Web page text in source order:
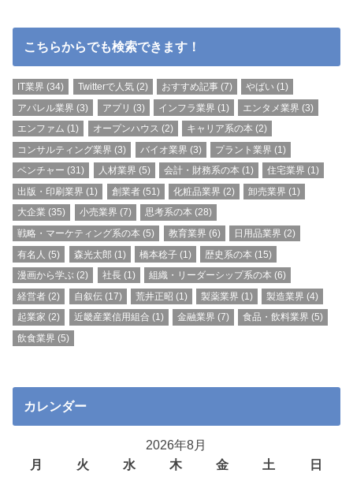
こちらからでも検索できます！
IT業界 (34) Twitterで人気(2) おすすめ記事(7) やばい (1)
アパレル業界 (3) アプリ (3) インフラ業界 (1) エンタメ業界 (3)
エンファム (1) オープンハウス (2) キャリア系の本 (2)
コンサルティング業界 (3) バイオ業界 (3) プラント業界 (1)
ベンチャー (31) 人材業界 (5) 会計・財務系の本 (1) 住宅業界 (1)
出版・印刷業界 (1) 創業者(51) 化粧品業界 (2) 卸売業界 (1)
大企業 (35) 小売業界 (7) 思考系の本 (28)
戦略・マーケティング系の本 (5) 教育業界 (6) 日用品業界 (2)
有名人 (5) 森光太郎 (1) 橋本稔子(1) 歴史系の本 (15)
漫画から学ぶ (2) 社長(1) 組織・リーダーシップ系の本 (6)
経営者 (2) 自叙伝(17) 荒井正昭 (1) 製薬業界 (1) 製造業界 (4)
起業家 (2) 近畿産業信用組合 (1) 金融業界 (7) 食品・飲料業界 (5)
飲食業界 (5)
カレンダー
2026年8月
月
火 水 木 金 土
日